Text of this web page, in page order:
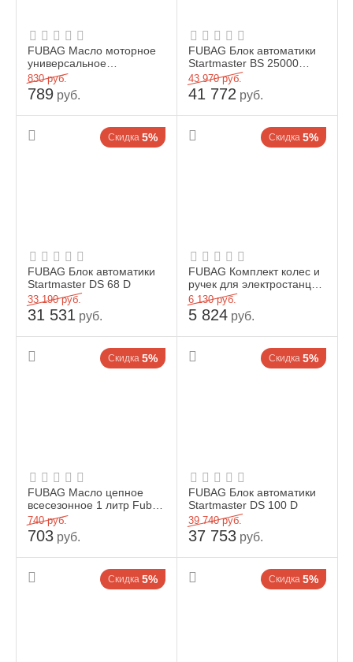
FUBAG Масло моторное
универсальное
полусинтетическое для
четырехтактных
бензиновых и ...
830 руб.
789 руб.
FUBAG Блок автоматики
Startmaster BS 25000
(230V) двухрежимный
43 970 руб.
41 772 руб.
Скидка 5%
FUBAG Блок автоматики
Startmaster DS 68 D
33 190 руб.
31 531 руб.
Скидка 5%
FUBAG Комплект колес и
ручек для электростанций
Fubag
6 130 руб.
5 824 руб.
Скидка 5%
FUBAG Масло цепное
всесезонное 1 литр Fubag
Super Chain
740 руб.
703 руб.
Скидка 5%
FUBAG Блок автоматики
Startmaster DS 100 D
39 740 руб.
37 753 руб.
Скидка 5% Скидка 5%